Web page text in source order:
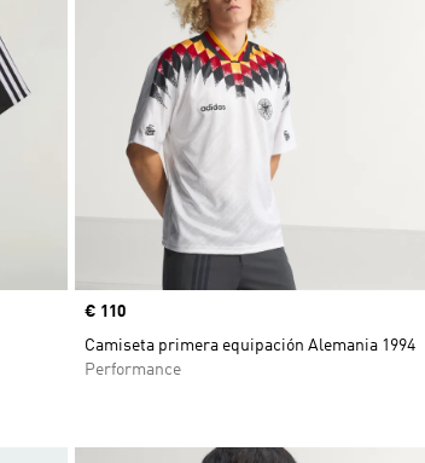
Precio
€ 110
Camiseta primera equipación Alemania 1994
Performance